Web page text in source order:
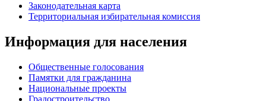
Законодательная карта
Территориальная избирательная комиссия
Информация для населения
Общественные голосования
Памятки для гражданина
Национальные проекты
Градостроительство